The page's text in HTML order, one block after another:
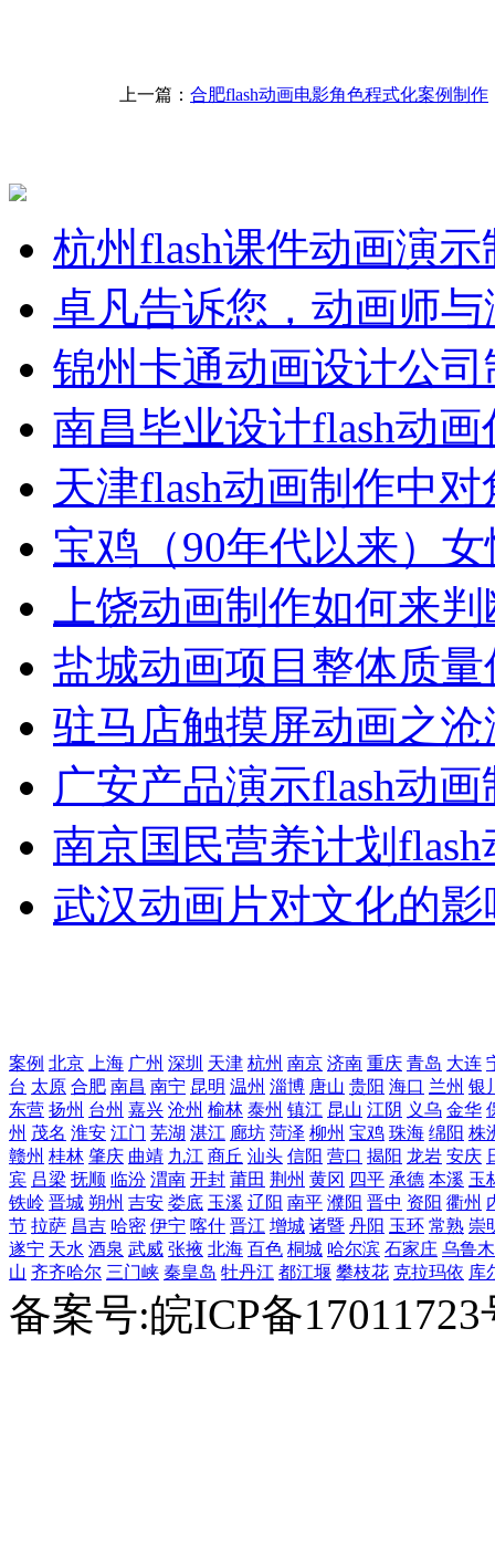
上一篇： 合肥flash动画电影角色程式化案例制作
杭州flash课件动画演
卓凡告诉您，动画师
锦州卡通动画设计公
南昌毕业设计flash动
天津flash动画制作中
宝鸡（90年代以来）
上饶动画制作如何来
盐城动画项目整体质
驻马店触摸屏动画之
广安产品演示flash动
南京国民营养计划
武汉动画片对文化的影
案例 北京 上海 广州 深圳 天津 杭州 南京 济南 重庆 青岛 大连
台 太原 合肥 南昌 南宁 昆明 温州 淄博 唐山 贵阳 海口 兰州 银
东营 扬州 台州 嘉兴 沧州 榆林 泰州 镇江 昆山 江阴 义乌 金华
州 茂名 淮安 江门 芜湖 湛江 廊坊 菏泽 柳州 宝鸡 珠海 绵阳 株
赣州 桂林 肇庆 曲靖 九江 商丘 汕头 信阳 营口 揭阳 龙岩 安庆
宾 吕梁 抚顺 临汾 渭南 开封 莆田 荆州 黄冈 四平 承德 本溪 玉
铁岭 晋城 朔州 吉安 娄底 玉溪 辽阳 南平 濮阳 晋中 资阳 衢州
节 拉萨 昌吉 哈密 伊宁 喀什 晋江 增城 诸暨 丹阳 玉环 常熟 崇
遂宁 天水 酒泉 武威 张掖 北海 百色 桐城 哈尔滨 石家庄 乌鲁
山 齐齐哈尔 三门峡 秦皇岛 牡丹江 都江堰 攀枝花 克拉玛依 库
备案号:皖ICP备